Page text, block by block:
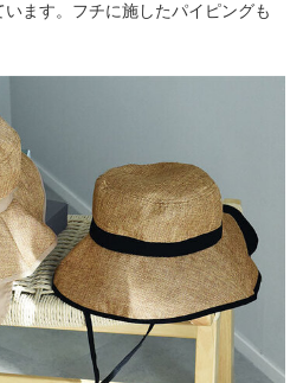
ます。フチに施したパイピングも